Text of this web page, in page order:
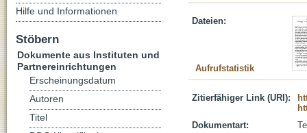
Dateien:
Aufrufstatistik
Zitierfähiger Link (URI):
Dokumentart:
Hilfe und Informationen
Stöbern
Dokumente aus Instituten und
Partnereinrichtungen
Erscheinungsdatum
Autoren
Titel